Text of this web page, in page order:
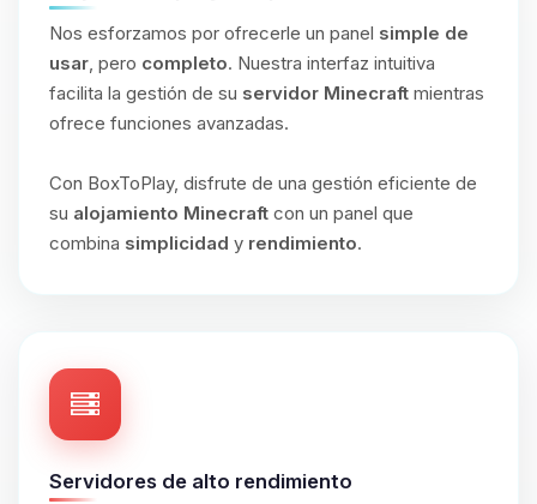
Nos esforzamos por ofrecerle un panel simple de
usar, pero completo. Nuestra interfaz intuitiva
facilita la gestión de su servidor Minecraft mientras
ofrece funciones avanzadas.
Con BoxToPlay, disfrute de una gestión eficiente de
su alojamiento Minecraft con un panel que
combina simplicidad y rendimiento.
Servidores de alto rendimiento